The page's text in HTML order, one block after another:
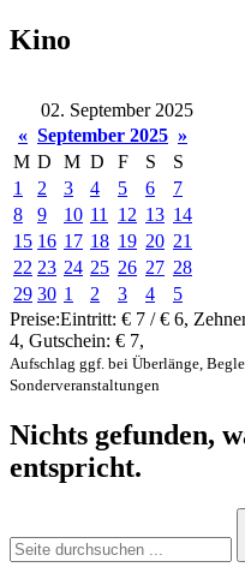
Kino
02. September 2025
« September 2025 »
M D M D F S
S
1
2 3 4 5 6
7
8
9 10 11 12 13 14
15 16 17 18 19 20 21
22 23 24 25 26 27 28
29 30 1 2 3 4
5
Preise:Eintritt: € 7 / € 6,
4, Gutschein: € 7,
Aufschlag ggf. bei Überlänge,
Sonderveranstaltungen
Nichts gefunden,
entspricht.